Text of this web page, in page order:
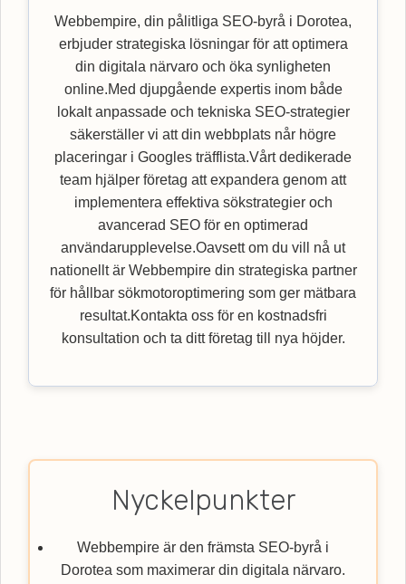
Webbempire, din pålitliga SEO-byrå i Dorotea,
erbjuder strategiska lösningar för att optimera
din digitala närvaro och öka synligheten
online.Med djupgående expertis inom både
lokalt anpassade och tekniska SEO-strategier
säkerställer vi att din webbplats når högre
placeringar i Googles träfflista.Vårt dedikerade
team hjälper företag att expandera genom att
implementera effektiva sökstrategier och
avancerad SEO för en optimerad
användarupplevelse.Oavsett om du vill nå ut
nationellt är Webbempire din strategiska partner
för hållbar sökmotoroptimering som ger mätbara
resultat.Kontakta oss för en kostnadsfri
konsultation och ta ditt företag till nya höjder.
Nyckelpunkter
Webbempire är den främsta SEO-byrå i
Dorotea som maximerar din digitala närvaro.